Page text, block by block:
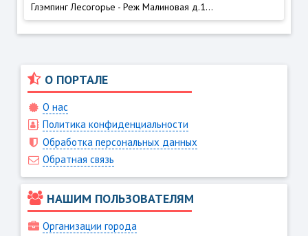
Глэмпинг Лесогорье - Реж Малиновая д.1...
О ПОРТАЛЕ
О нас
Политика конфиденциальности
Обработка персональных данных
Обратная связь
НАШИМ ПОЛЬЗОВАТЕЛЯМ
Организации города